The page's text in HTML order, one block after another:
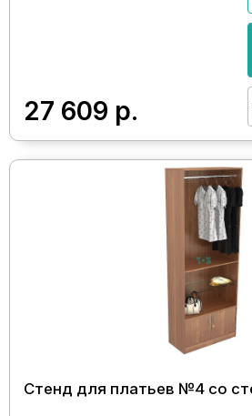
27 609 р.
Стенд для платьев №4 со